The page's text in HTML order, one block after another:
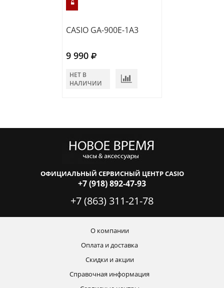
CASIO GA-900E-1A3
9 990
НЕТ В
НАЛИЧИИ
ОФИЦИАЛЬНЫЙ СЕРВИСНЫЙ ЦЕНТР CASIO
+7 (918) 892-47-93
+7 (863) 311-21-78
О компании
Оплата и доставка
Скидки и акции
Справочная информация